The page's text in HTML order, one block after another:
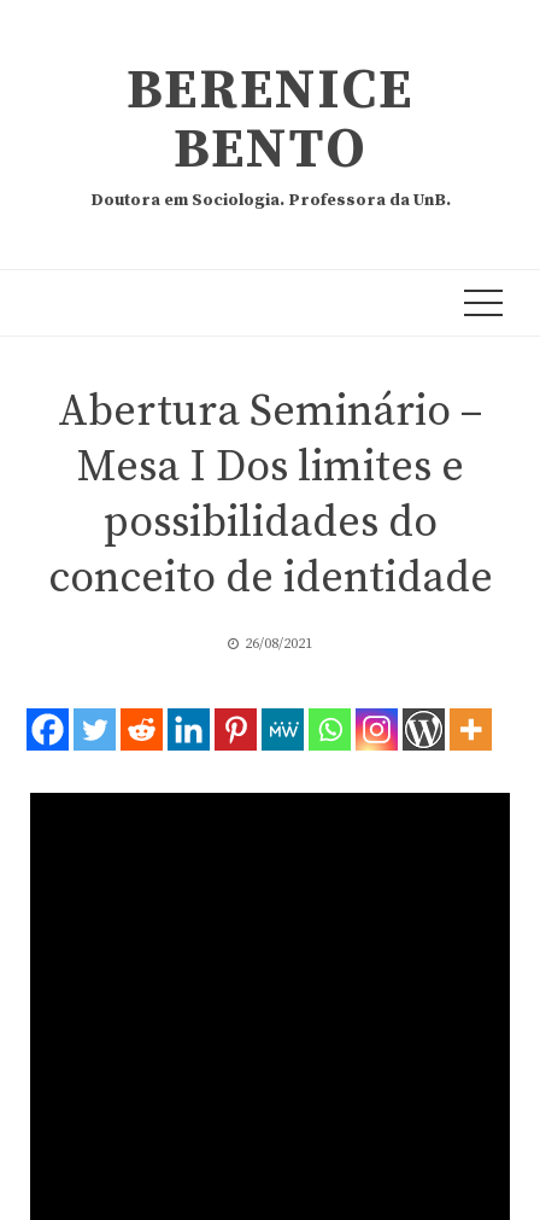
BERENICE
BENTO
Doutora em Sociologia. Professora da UnB.
Abertura Seminário –
Mesa I Dos limites e
possibilidades do
conceito de identidade
26/08/2021